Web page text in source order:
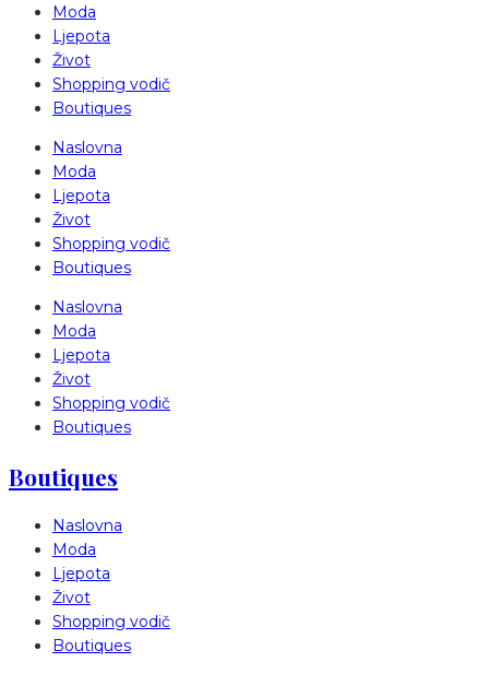
Moda
Ljepota
Život
Shopping vodič
Boutiques
Naslovna
Moda
Ljepota
Život
Shopping vodič
Boutiques
Naslovna
Moda
Ljepota
Život
Shopping vodič
Boutiques
Boutiques
Naslovna
Moda
Ljepota
Život
Shopping vodič
Boutiques